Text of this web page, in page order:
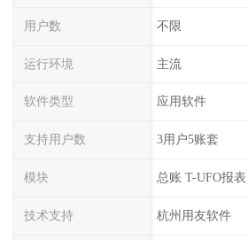
用户数 不限
运行环境 主流
软件类型 应用软件
支持用户数 3用户5账套
模块 总账 T-UFO报表
技术支持 杭州用友软件